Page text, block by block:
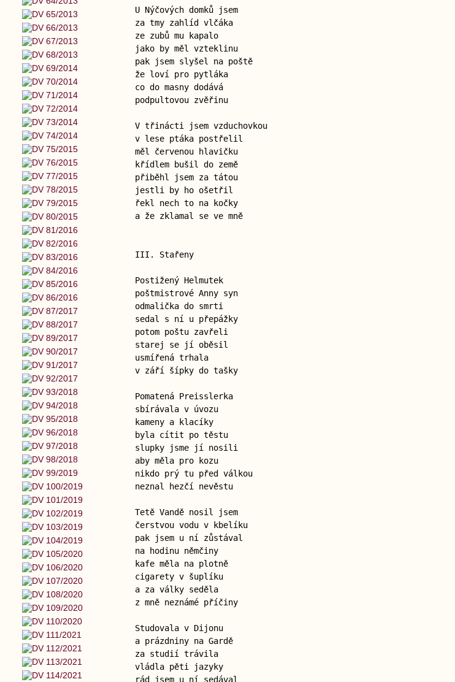
U Nýčových domků jsem
za tmy zahlíd vlčáka
ze zubů mu kapalo
jako by měl vzteklinu
pak jsem slyšel na poště
že loví pro pytláka
co do masny dodává
podpultovou zvěřinu
V třinácti jsem vzduchovkou
v lese ptáka postřelil
měl červenou hlavičku
křídlem bušil do země
přiběhl jsem za tátou
jestli by ho ošetřil
řekl nech to na kočky
a že zklamal se ve mně
III. Stařeny
Postižený Helmutek
poštmistrové Anny syn
odmalička do smrti
sedal s ní u přepážky
potom poštu zavřeli
starej se jí oběsil
usmířená trhala
v září šípky do tašky
Pomatená Preisslerka
sbírávala v úvozu
kameny a klacíky
byla cítit po těstu
slupky jsme jí nosili
aby měla pro kozu
nikdo prý tu před válkou
neznal hezčí nevěstu
Tetě Vandě nosil jsem
čerstvou vodu v kbelíku
pak jsem u ní zůstával
na hodinu němčiny
kafe měla na plotně
cigarety v šuplíku
a za války seděla
z mně neznámé příčiny
Studovala v Dijonu
a prázdniny na Gardě
za studií trávila
vládla pěti jazyky
rád jsem u ní sedával